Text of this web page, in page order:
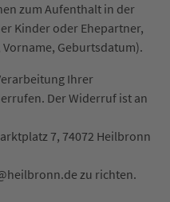
zum Aufenthalt in der
Kinder oder Ehepartner,
Geburtsdatum).
Ihrer
Der Widerruf ist an
7, 74072 Heilbronn
zu richten.